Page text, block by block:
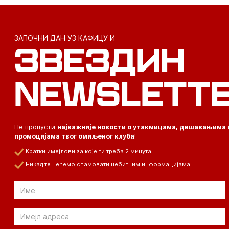
ЗАПОЧНИ ДАН УЗ КАФИЦУ И
ЗВЕЗДИН
Не пропусти најважније новости о утакмицама, дешавањима
промоцијама твог омиљеног клуба!
Кратки имејлови за које ти треба 2 минута
Никад те нећемо спамовати небитним информацијама
Email
Email